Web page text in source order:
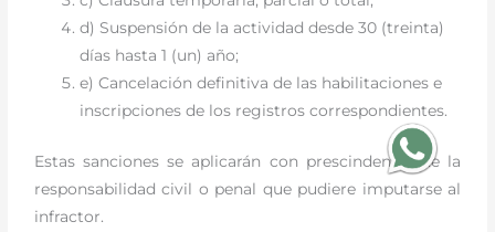
d) Suspensión de la actividad desde 30 (treinta)
días hasta 1 (un) año;
e) Cancelación definitiva de las habilitaciones e
inscripciones de los registros correspondientes.
Estas sanciones se aplicarán con prescindencia de la
responsabilidad civil o penal que pudiere imputarse al
infractor.